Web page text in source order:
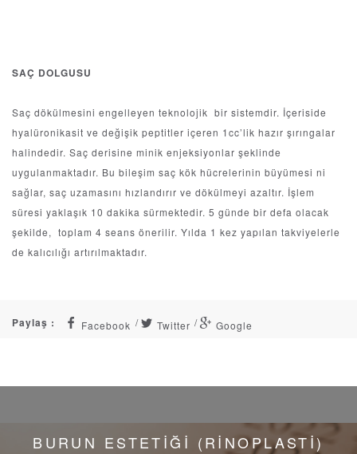
SAÇ DOLGUSU
Saç dökülmesini engelleyen teknolojik bir sistemdir. İçeriside
hyalüronikasit ve değişik peptitler içeren 1cc’lik hazır şırıngalar
halindedir. Saç derisine minik enjeksiyonlar şeklinde
uygulanmaktadır. Bu bileşim saç kök hücrelerinin büyümesi ni
sağlar, saç uzamasını hızlandırır ve dökülmeyi azaltır. İşlem
süresi yaklaşık 10 dakika sürmektedir. 5 günde bir defa olacak
şekilde, toplam 4 seans önerilir. Yılda 1 kez yapılan takviyelerle
de kalıcılığı artırılmaktadır.
Paylaş : Facebook Twitter Google
BURUN ESTETİĞİ (RİNOPLASTİ)